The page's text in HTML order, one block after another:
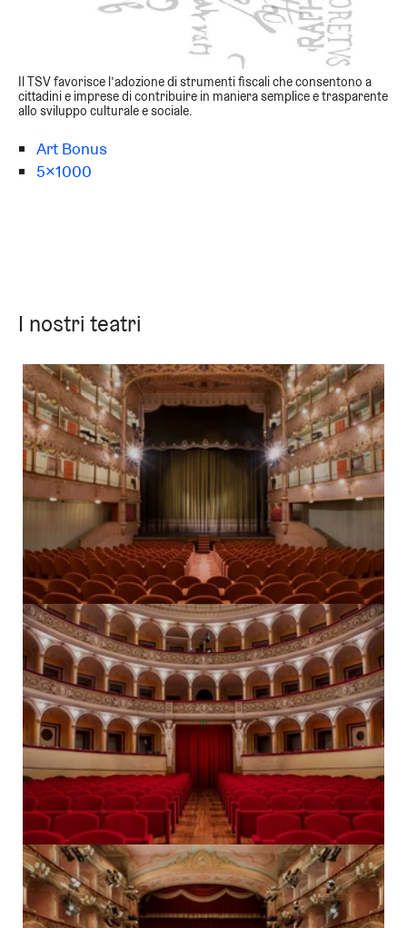
Il TSV favorisce l’adozione di strumenti fiscali che consentono a
cittadini e imprese di contribuire in maniera semplice e trasparente
allo sviluppo culturale e sociale.
Art Bonus
5x1000
I nostri teatri
Venezia
TEATRO GOLDONI
→ Scopri il teatro
Padova
TEATRO VERDI
→ Scopri il teatro